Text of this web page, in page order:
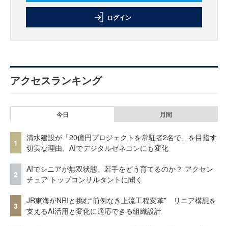
ログイン
アクセスランキング
今日 月間
1
清水建設が「20億円プロジェクトを常駐者2名で」を目指す
切実な理由、AIでデジタルゼネコンにも変化
2
AIでシニアが無双状態、若手をどう育てるのか？ アクセン
チュア トップコンサルタントに聞く
3
JR東海がNRIと挑む“前例なき上流工程変革” リニア構想を
支えるAI活用と変化に適応できる組織設計